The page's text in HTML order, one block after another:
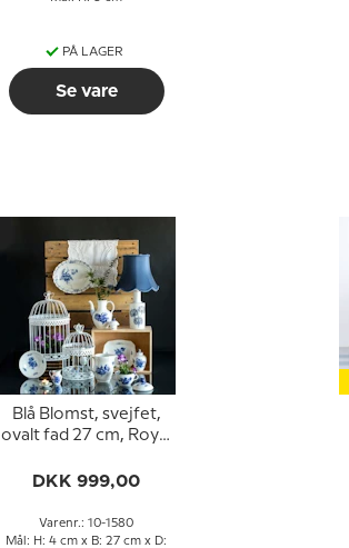
PÅ LAGER
Se vare
Blå Blomst, svejfet,
ovalt fad 27 cm, Royal
DKK 999,00
Varenr.: 10-1580
Mål: H: 4 cm x B: 27 cm x D: